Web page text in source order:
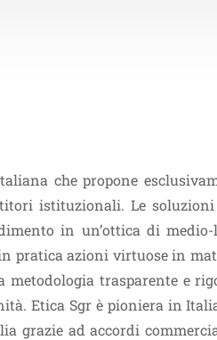
che propone
istituzionali. Le
in un’ottica di
pratica azioni virtuose in
metodologia trasparente e
Etica Sgr è pioniera in
grazie ad accordi